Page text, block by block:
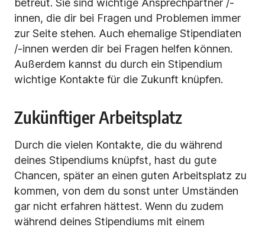
betreut. Sie sind wichtige Ansprechpartner /-
innen, die dir bei Fragen und Problemen immer
zur Seite stehen. Auch ehemalige Stipendiaten
/-innen werden dir bei Fragen helfen können.
Außerdem kannst du durch ein Stipendium
wichtige Kontakte für die Zukunft knüpfen.
Zukünftiger Arbeitsplatz
Durch die vielen Kontakte, die du während
deines Stipendiums knüpfst, hast du gute
Chancen, später an einen guten Arbeitsplatz zu
kommen, von dem du sonst unter Umständen
gar nicht erfahren hättest. Wenn du zudem
während deines Stipendiums mit einem